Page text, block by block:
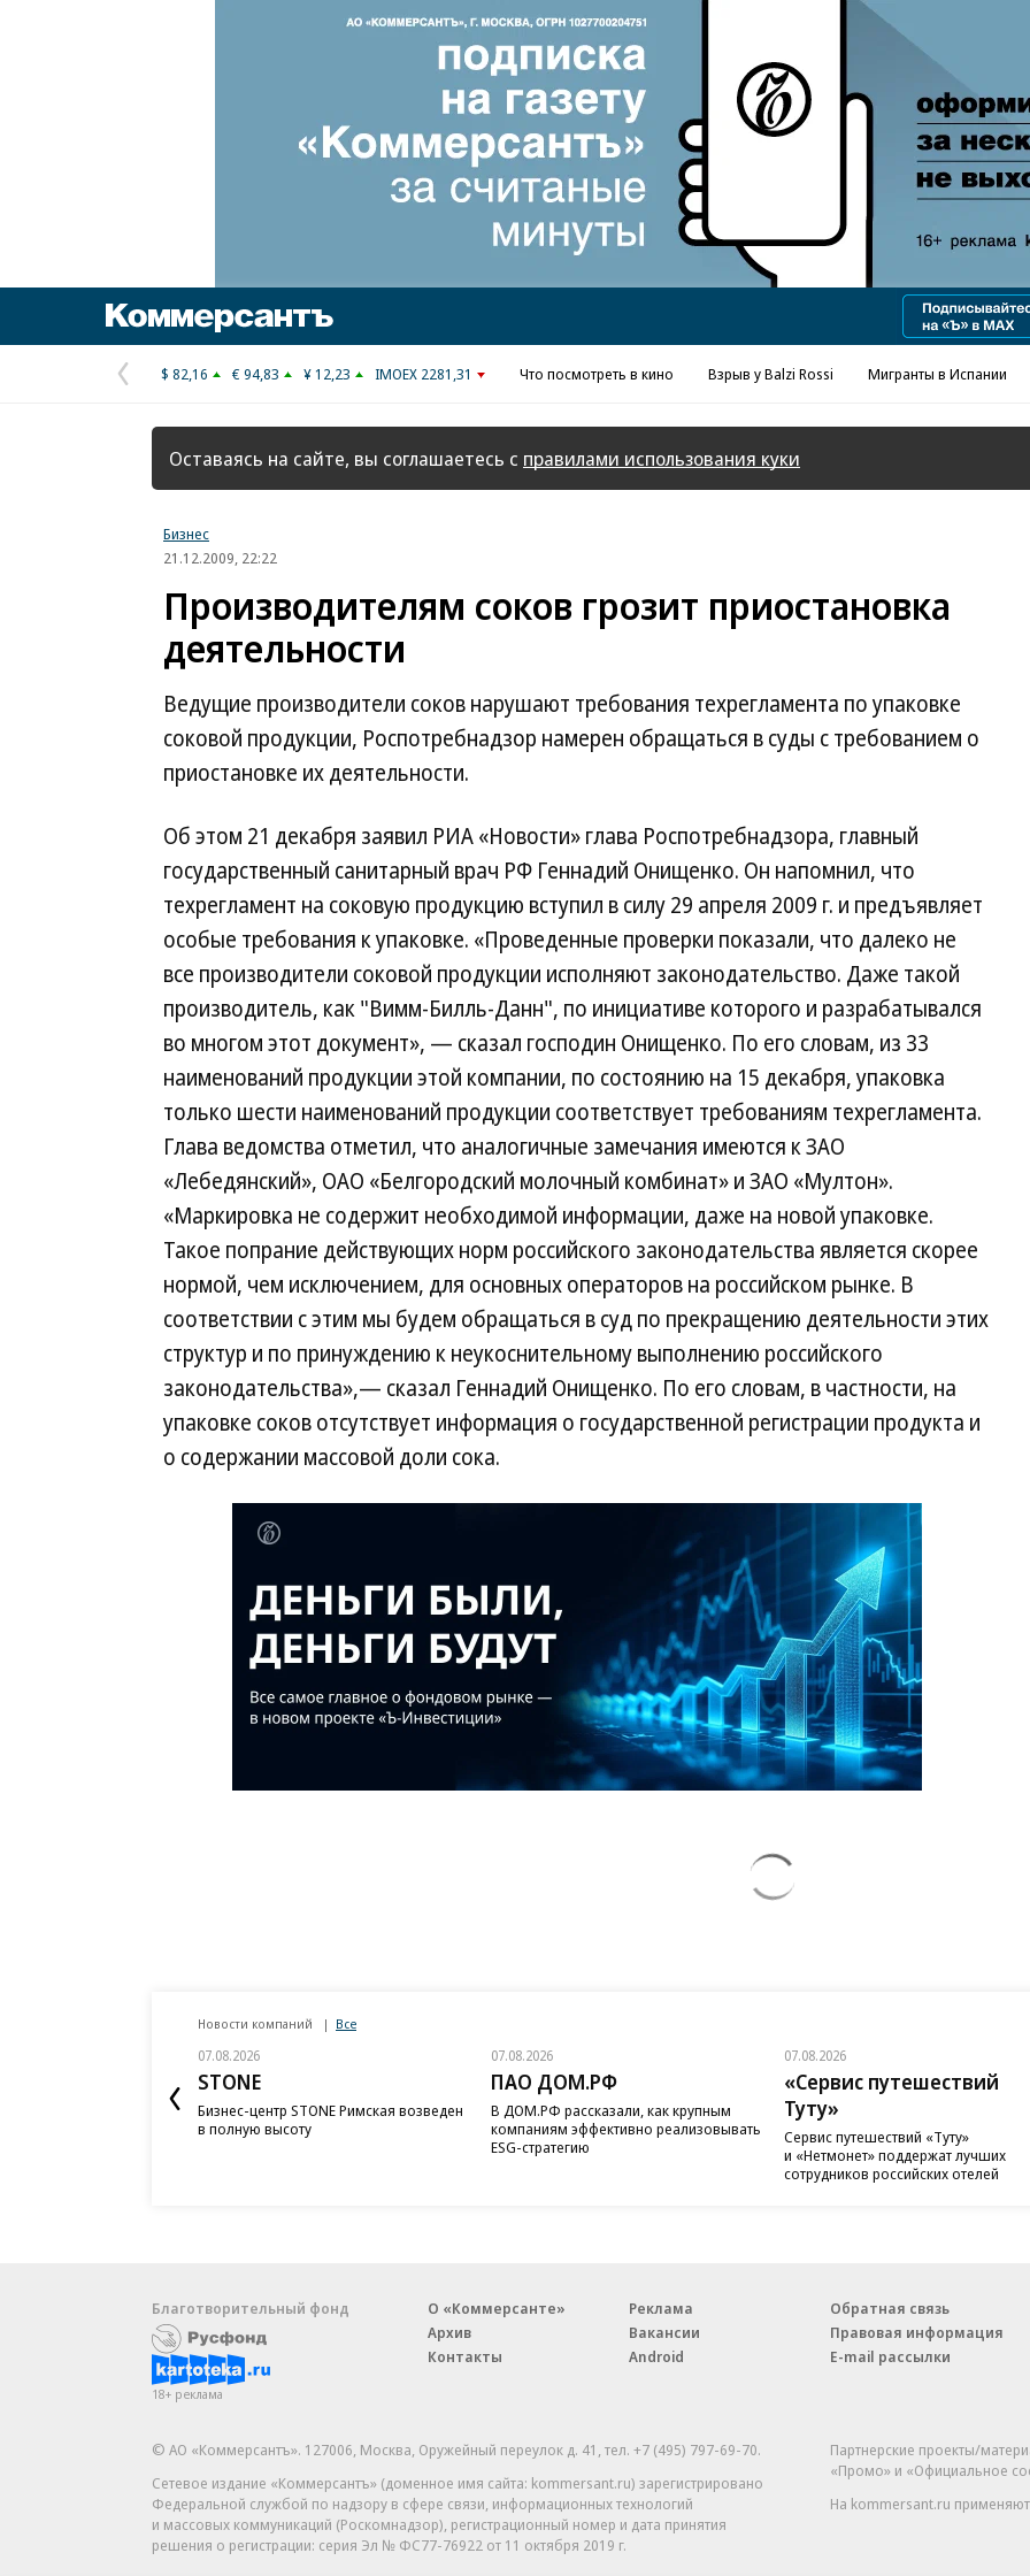
Реклама в «Ъ» www.kommersant.ru/ad
Предыдущая
страница
$ 82,16 € 94,83 ¥ 12,23 IMOEX 2281,31 Что посмотреть в кино Взрыв у Balzi Rossi Мигранты в Испании
Оставаясь на сайте, вы соглашаетесь с правилами использования куки
Бизнес
21.12.2009, 22:22
Производителям соков грозит приостановка
деятельности
Ведущие производители соков нарушают требования техрегламента по упаковке
соковой продукции, Роспотребнадзор намерен обращаться в суды с требованием о
приостановке их деятельности.
Об этом 21 декабря заявил РИА «Новости» глава Роспотребнадзора, главный
государственный санитарный врач РФ Геннадий Онищенко. Он напомнил, что
техрегламент на соковую продукцию вступил в силу 29 апреля 2009 г. и предъявляет
особые требования к упаковке. «Проведенные проверки показали, что далеко не
все производители соковой продукции исполняют законодательство. Даже такой
производитель, как "Вимм-Билль-Данн", по инициативе которого и разрабатывался
во многом этот документ», — сказал господин Онищенко. По его словам, из 33
наименований продукции этой компании, по состоянию на 15 декабря, упаковка
только шести наименований продукции соответствует требованиям техрегламента.
Глава ведомства отметил, что аналогичные замечания имеются к ЗАО
«Лебедянский», ОАО «Белгородский молочный комбинат» и ЗАО «Мултон».
«Маркировка не содержит необходимой информации, даже на новой упаковке.
Такое попрание действующих норм российского законодательства является скорее
нормой, чем исключением, для основных операторов на российском рынке. В
соответствии с этим мы будем обращаться в суд по прекращению деятельности этих
структур и по принуждению к неукоснительному выполнению российского
законодательства»,— сказал Геннадий Онищенко. По его словам, в частности, на
упаковке соков отсутствует информация о государственной регистрации продукта и
о содержании массовой доли сока.
Новости компаний Все
07.08.2026
STONE
Бизнес-центр STONE Римская возведен
в полную высоту
07.08.2026
ПАО ДОМ.РФ
В ДОМ.РФ рассказали, как крупным
компаниям эффективно реализовывать
ESG-стратегию
07.08.2026
«Сервис путешествий
Туту»
Сервис путешествий «Туту»
и «Нетмонет» поддержат лучших
сотрудников российских отелей
Благотворительный фонд
18+ реклама
О «Коммерсанте»
Архив
Контакты
Реклама
Вакансии
Android
Обратная связь
Правовая информация
E-mail рассылки
© АО «Коммерсантъ». 127006, Москва, Оружейный переулок д. 41,тел. +7 (495) 797-69-70.
Сетевое издание «Коммерсантъ» (доменное имя сайта: kommersant.ru) зарегистрировано
Федеральной службой по надзору в сфере связи, информационных технологий
и массовых коммуникаций (Роскомнадзор), регистрационный номер и дата принятия
решения о регистрации: серия Эл № ФС77-76922 от 11 октября 2019 г.
Партнерские проекты/
«Промо» и «Официальное
На kommersant.ru